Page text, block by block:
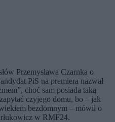
Przemysława Czarnka o
PiS na premiera nazwał
choć sam posiada taką
czyjego domu, bo – jak
bezdomnym – mówił o
w RMF24.